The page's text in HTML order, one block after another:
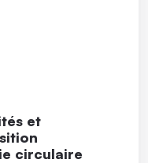
et
circulaire